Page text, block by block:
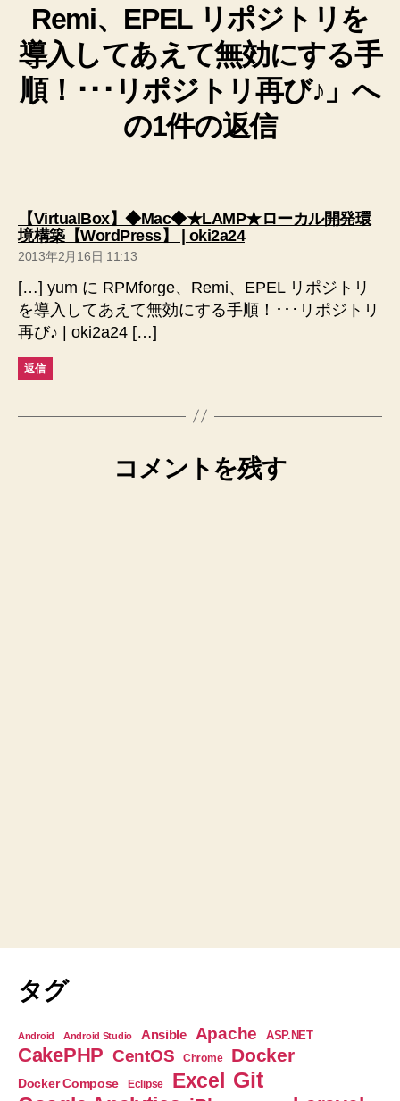
Remi、EPEL リポジトリを
導入してあえて無効にする手
順！･･･リポジトリ再び♪」へ
の1件の返信
【VirtualBox】◆Mac◆★LAMP★ローカル開発環
境構築【WordPress】 | oki2a24の
2013年2月16日 11:13
[…] yum に RPMforge、Remi、EPEL リポジトリ
を導入してあえて無効にする手順！･･･リポジトリ
再び♪ | oki2a24 […]
返信
コメントを残す
タグ
Android Android Studio Ansible Apache ASP.NET
CakePHP CentOS Chrome Docker
Docker Compose Eclipse Excel Git